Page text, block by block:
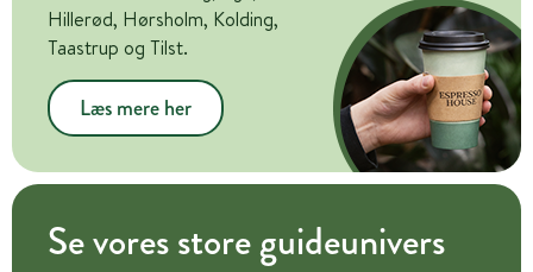
Hillerød, Hørsholm, Kolding,
Taastrup og Tilst.
Læs mere her
Se vores store guideunivers